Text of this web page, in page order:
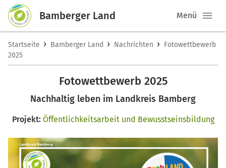
Bamberger Land Menü
Startseite › Bamberger Land › Nachrichten › Fotowettbewerb
2025
Fotowettbewerb 2025
Nachhaltig leben im Landkreis Bamberg
Projekt: Öffentlichkeitsarbeit und Bewusstseinsbildung